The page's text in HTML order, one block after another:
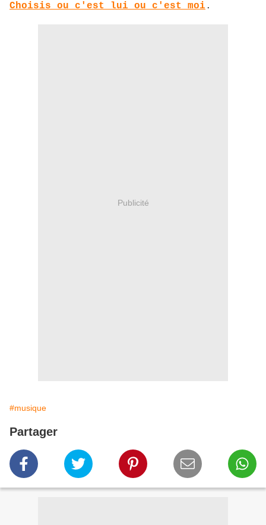
Choisis ou c'est lui ou c'est moi .
Publicité
#musique
Partager